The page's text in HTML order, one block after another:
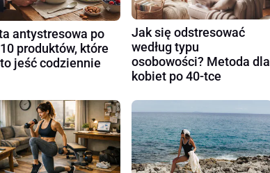
antystresowa po
produktów, które
jeść codziennie
Jak się odstresować
według typu
osobowości? Metoda dla
kobiet po 40-tce